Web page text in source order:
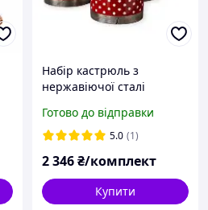
Набір кастрюль з
нержавіючої сталі
Кухонний посуд з
багатошаровим індукц.
Готово до відправки
5.0 (1)
2 346₴/комплект
Купити